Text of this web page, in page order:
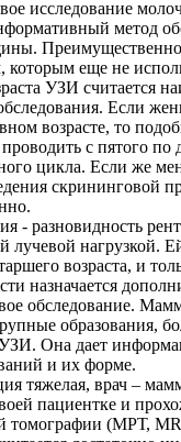
исследование
метод
Преимущественно
которым еще не
УЗИ считается
Если
возрасте, то
с пятого по
цикла. Если же
скрининговой
- разновидность
лучевой нагрузкой.
возраста, и
назначается
обследование.
образования,
УЗИ. Она дает
и их форме.
тяжелая, врач –
пациентке и
томографии (МРТ,